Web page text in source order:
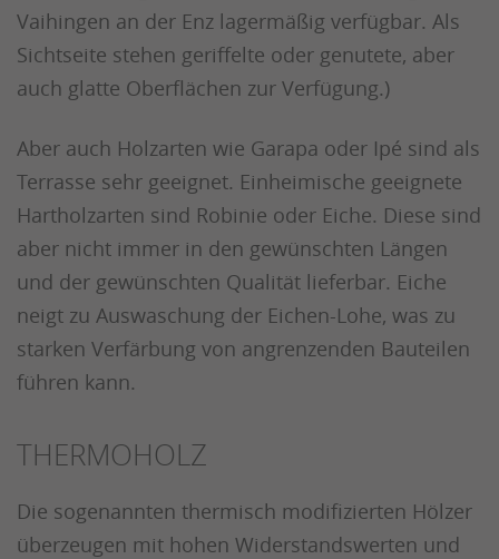
Vaihingen an der Enz lagermäßig verfügbar. Als
Sichtseite stehen geriffelte oder genutete, aber
auch glatte Oberflächen zur Verfügung.)
Aber auch Holzarten wie Garapa oder Ipé sind als
Terrasse sehr geeignet. Einheimische geeignete
Hartholzarten sind Robinie oder Eiche. Diese sind
aber nicht immer in den gewünschten Längen
und der gewünschten Qualität lieferbar. Eiche
neigt zu Auswaschung der Eichen-Lohe, was zu
starken Verfärbung von angrenzenden Bauteilen
führen kann.
THERMOHOLZ
Die sogenannten thermisch modifizierten Hölzer
überzeugen mit hohen Widerstandswerten und